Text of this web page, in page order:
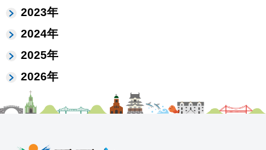
2023年
2024年
2025年
2026年